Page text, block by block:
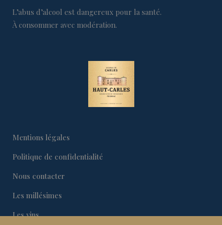
L’abus d’alcool est dangereux pour la santé.
À consommer avec modération.
Mentions légales
Politique de confidentialité
Nous contacter
Les millésimes
Les vins